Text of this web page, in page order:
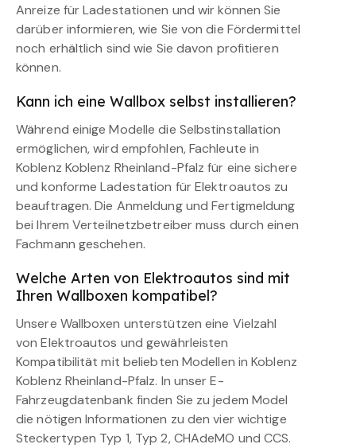
Anreize für Ladestationen und wir können Sie
darüber informieren, wie Sie von die Fördermittel
noch erhältlich sind wie Sie davon profitieren
können.
Kann ich eine Wallbox selbst installieren?
Während einige Modelle die Selbstinstallation
ermöglichen, wird empfohlen, Fachleute in
Koblenz Koblenz Rheinland-Pfalz für eine sichere
und konforme Ladestation für Elektroautos zu
beauftragen. Die Anmeldung und Fertigmeldung
bei Ihrem Verteilnetzbetreiber muss durch einen
Fachmann geschehen.
Welche Arten von Elektroautos sind mit
Ihren Wallboxen kompatibel?
Unsere Wallboxen unterstützen eine Vielzahl
von Elektroautos und gewährleisten
Kompatibilität mit beliebten Modellen in Koblenz
Koblenz Rheinland-Pfalz. In unser E-
Fahrzeugdatenbank finden Sie zu jedem Model
die nötigen Informationen zu den vier wichtige
Steckertypen Typ 1, Typ 2, CHAdeMO und CCS.